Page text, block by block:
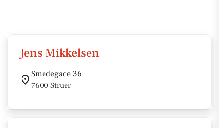
Jens Mikkelsen
Smedegade 36
7600 Struer